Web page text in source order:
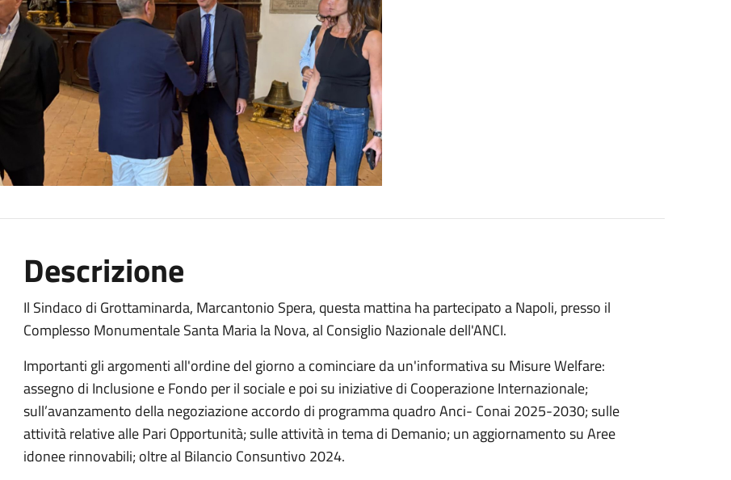
Descrizione
Il Sindaco di Grottaminarda, Marcantonio Spera, questa mattina ha partecipato a Napoli, presso il
Complesso Monumentale Santa Maria la Nova, al Consiglio Nazionale dell'ANCI.
Importanti gli argomenti all'ordine del giorno a cominciare da un'informativa su Misure Welfare:
assegno di Inclusione e Fondo per il sociale e poi su iniziative di Cooperazione Internazionale;
sull’avanzamento della negoziazione accordo di programma quadro Anci- Conai 2025-2030; sulle
attività relative alle Pari Opportunità; sulle attività in tema di Demanio; un aggiornamento su Aree
idonee rinnovabili; oltre al Bilancio Consuntivo 2024.